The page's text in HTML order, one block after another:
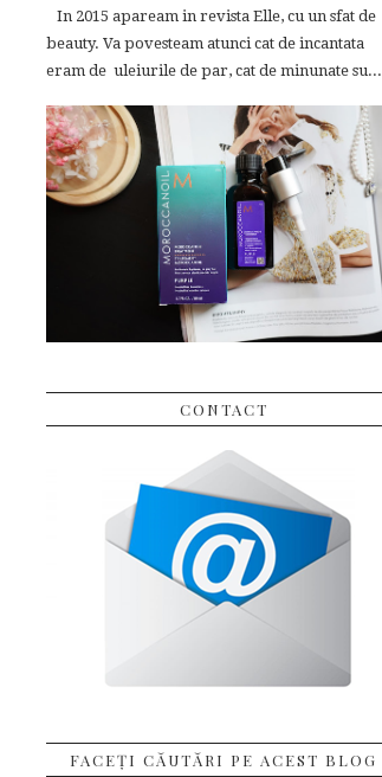
In 2015 apaream in revista Elle, cu un sfat de
beauty. Va povesteam atunci cat de incantata
eram de uleiurile de par, cat de minunate su...
CONTACT
FACEȚI CĂUTĂRI PE ACEST BLOG